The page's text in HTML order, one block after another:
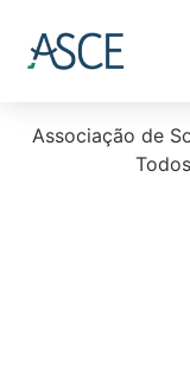
Associação de